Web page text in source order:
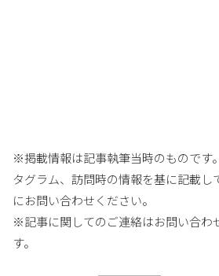
※掲載情報は記事執筆当時のものです
タグラム、訪問時の情報を基に記載し
にお問い合わせください。
※記事に関してのご連絡はお問い合わ
す。